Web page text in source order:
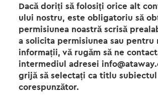
Dacă doriți să folosiți orice alt
ului nostru, este obligatoriu să
permisiunea noastră scrisă
a solicita permisiunea sau pentru
informații, vă rugăm să ne
intermediul adresei
grijă să selectați ca titlu subiectul
corespunzător.